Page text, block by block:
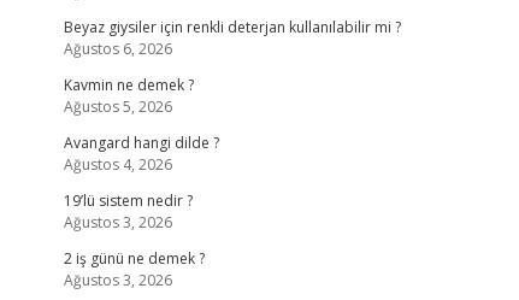
Beyaz giysiler için renkli deterjan kullanılabilir mi ?
Ağustos 6, 2026
Kavmin ne demek ?
Ağustos 5, 2026
Avangard hangi dilde ?
Ağustos 4, 2026
19’lü sistem nedir ?
Ağustos 3, 2026
2 iş günü ne demek ?
Ağustos 3, 2026